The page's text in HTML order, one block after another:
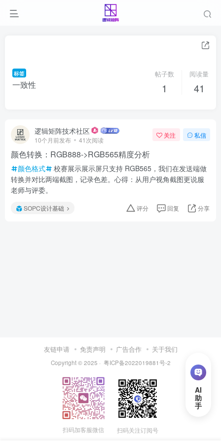
标签
一致性
帖子数
1
阅读量
41
逻辑矩阵技术社区
10个月前发布 41次阅读
关注 私信
颜色转换：RGB888->RGB565精度分析
颜色格式
校赛展示展示屏只支持 RGB565，我们在发送端做
转换并对比两端截图，记录色差。心得：从用户视角截图更说服
老师与评委。
SOPC设计基础 评分 回复 分享
友链申请 免责声明 广告合作 关于我们
Copyright © 2025 · 粤ICP备2022019881号-2
扫码加客服微信 扫码关注订阅号